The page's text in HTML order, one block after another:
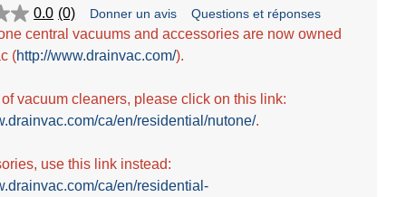
0.0 (0) Donner un avis Questions et réponses
central vacuums and accessories are now owned
(http://www.drainvac.com/).
vacuum cleaners, please click on this link:
ca/en/residential/nutone/.
use this link instead:
ca/en/residential-